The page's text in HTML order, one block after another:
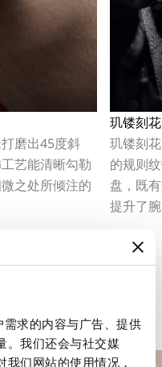
求的内容与广告、提供
。我们还会与社交媒
们网站的使用情况，
磨出45度斜
艺能清晰勾勒
之处所倾注的
玑镂刻花
玑镂刻
的规则
盘，既
提升了